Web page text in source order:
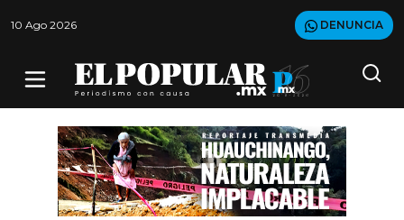
10 Ago 2026 DENUNCIA